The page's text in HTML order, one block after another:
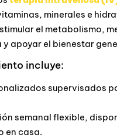
minerales e
el metabolismo,
y apoyar el bienestar
incluye:
supervisados
semanal flexible,
en casa.